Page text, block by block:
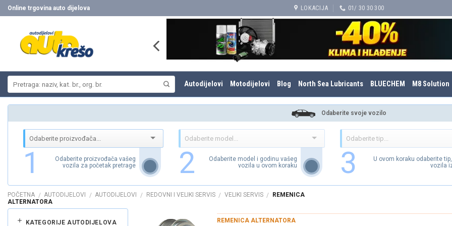
Skip
to
Online trgovina auto dijelova LOKACIJA 01/ 30 30 300
Autodijelovi Motodijelovi Blog North Sea Lubricants BLUECHEM M8 Solution
Odaberite svoje vozilo
1
Odaberite proizvođača vašeg
vozila za početak pretrage
2
Odaberite model i godinu vašeg
vozila u ovom koraku
3
U ovom koraku odaberite
vozila
POČETNA / AUTODIJELOVI / AUTODIJELOVI / REDOVNI I VELIKI SERVIS / VELIKI SERVIS / REMENICA
ALTERNATORA
KATEGORIJE AUTODIJELOVA REMENICA ALTERNATORA